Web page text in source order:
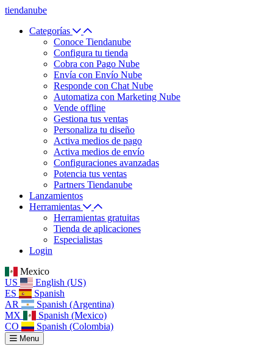
tiendanube
Categorías
Conoce Tiendanube
Configura tu tienda
Cobra con Pago Nube
Envía con Envío Nube
Responde con Chat Nube
Automatiza con Marketing Nube
Vende offline
Gestiona tus ventas
Personaliza tu diseño
Activa medios de pago
Activa medios de envío
Configuraciones avanzadas
Potencia tus ventas
Partners Tiendanube
Lanzamientos
Herramientas
Herramientas gratuitas
Tienda de aplicaciones
Especialistas
Login
Mexico
US
English (US)
ES
Spanish
AR
Spanish (Argentina)
MX
Spanish (Mexico)
CO
Spanish (Colombia)
Menu